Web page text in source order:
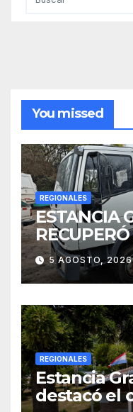
You missed
REGIONALES
ESTANCIA
EL
VECINOS
5 AGOSTO, 2026
REGIONALES
Estancia
destacó el